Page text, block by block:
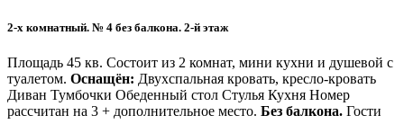
2-х комнатный. № 4 без балкона. 2-й этаж
Площадь 45 кв. Состоит из 2 комнат, мини кухни и душевой с
туалетом. Оснащён: Двухспальная кровать, кресло-кровать
Диван Тумбочки Обеденный стол Стулья Кухня Номер
рассчитан на 3 + дополнительное место. Без балкона. Гости